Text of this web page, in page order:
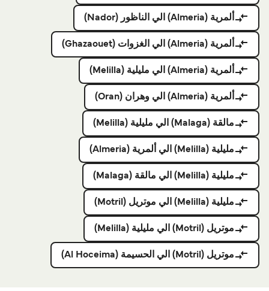
ألمرية (Almeria) الي الناظور (Nador)
ألمرية (Almeria) الي الغزوات (Ghazaouet)
ألمرية (Almeria) الي مليلية (Melilla)
ألمرية (Almeria) الي وهران (Oran)
مالقة (Malaga) الي مليلية (Melilla)
مليلية (Melilla) الي ألمرية (Almeria)
مليلية (Melilla) الي مالقة (Malaga)
مليلية (Melilla) الي موتريل (Motril)
موتريل (Motril) الي مليلية (Melilla)
موتريل (Motril) الي الحسيمة (Al Hoceima)